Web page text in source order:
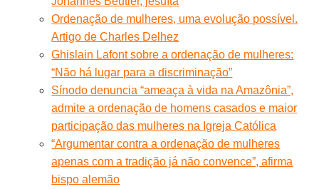
Ordenação de mulheres, uma evolução possível.
Artigo de Charles Delhez
Ghislain Lafont sobre a ordenação de mulheres:
“Não há lugar para a discriminação”
Sínodo denuncia “ameaça à vida na Amazônia”,
admite a ordenação de homens casados e maior
participação das mulheres na Igreja Católica
“Argumentar contra a ordenação de mulheres
apenas com a tradição já não convence”, afirma
bispo alemão